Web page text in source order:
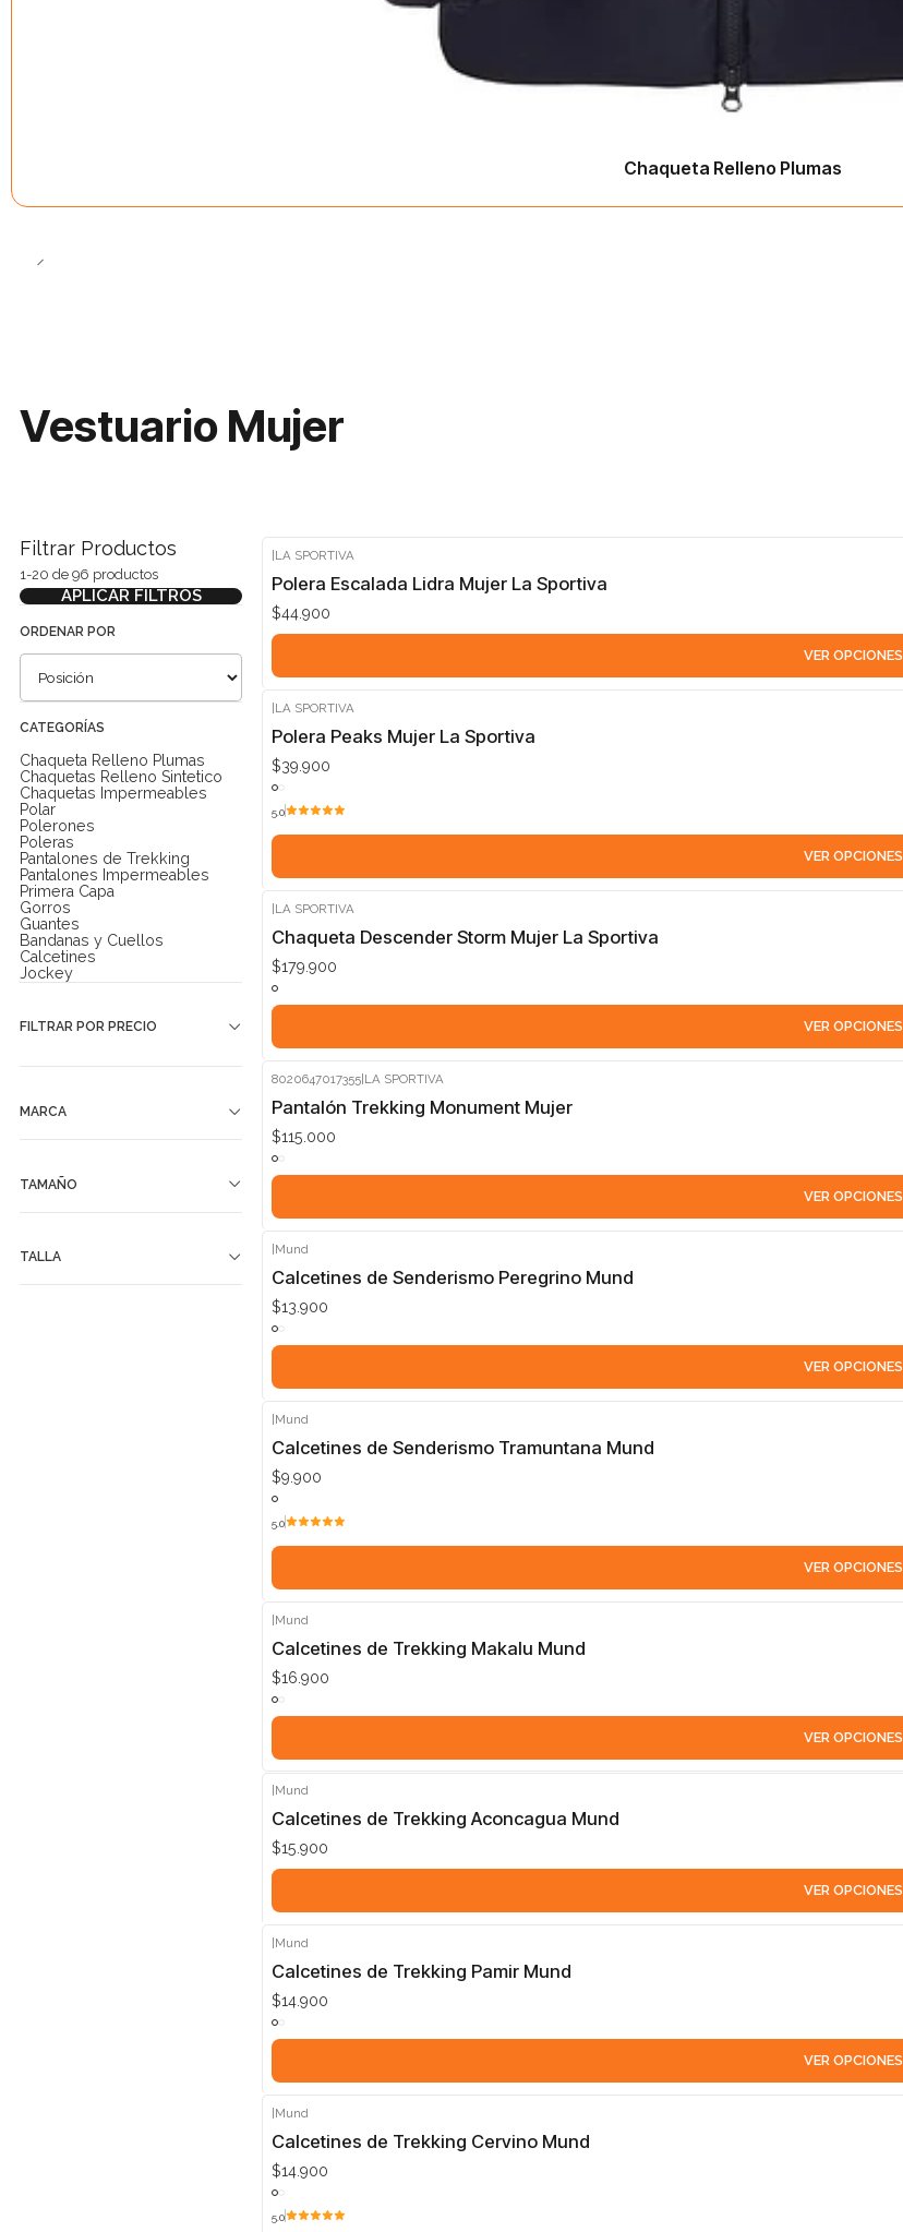
Chaqueta Relleno Plumas
Vestuario Mujer
Filtrar Productos
1-20 de 96 productos
APLICAR FILTROS
ORDENAR POR
CATEGORÍAS
Chaqueta Relleno Plumas
Chaquetas Relleno Sintetico
Chaquetas Impermeables
Polar
Polerones
Poleras
Pantalones de Trekking
Pantalones Impermeables
Primera Capa
Gorros
Guantes
Bandanas y Cuellos
Calcetines
Jockey
FILTRAR POR PRECIO
MARCA
TAMAÑO
TALLA
LA SPORTIVA
Polera Escalada Lidra Mujer La Sportiva
$44.900
VER OPCIONES
LA SPORTIVA
Polera Peaks Mujer La Sportiva
$39.900
5.0
VER OPCIONES
LA SPORTIVA
Chaqueta Descender Storm Mujer La Sportiva
$179.900
VER OPCIONES
8020647017355 LA SPORTIVA
Pantalón Trekking Monument Mujer
$115.000
VER OPCIONES
Mund
Calcetines de Senderismo Peregrino Mund
$13.900
VER OPCIONES
Mund
Calcetines de Senderismo Tramuntana Mund
$9.900
5.0
VER OPCIONES
Mund
Calcetines de Trekking Makalu Mund
$16.900
VER OPCIONES
Mund
Calcetines de Trekking Aconcagua Mund
$15.900
VER OPCIONES
Mund
Calcetines de Trekking Pamir Mund
$14.900
VER OPCIONES
Mund
Calcetines de Trekking Cervino Mund
$14.900
5.0